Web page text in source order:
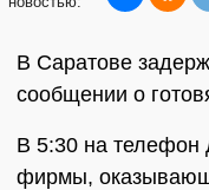
В Саратове
сообщении о
В 5:30 на телефон
фирмы,